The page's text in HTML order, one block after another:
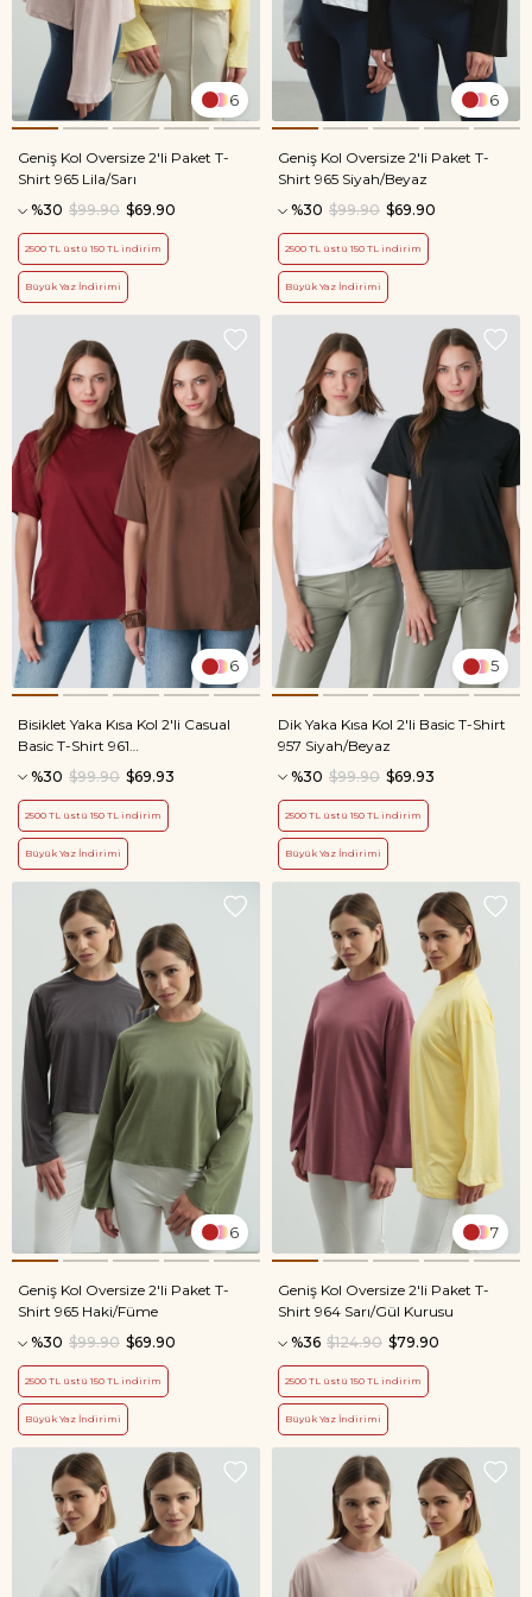
6
Geniş Kol Oversize 2'li Paket T-
Shirt 965 Lila/Sarı
%30
$69.90
$99.90
2500 TL üstü 150 TL indirim
Büyük Yaz İndirimi
6
Geniş Kol Oversize 2'li Paket T-
Shirt 965 Siyah/Beyaz
%30
$69.90
$99.90
2500 TL üstü 150 TL indirim
Büyük Yaz İndirimi
6
Bisiklet Yaka Kısa Kol 2'li Casual
Basic T-Shirt 961
Kahverengi/Bordo
%30 $69.93
$99.90
2500 TL üstü 150 TL indirim
Büyük Yaz İndirimi
5
Dik Yaka Kısa Kol 2'li Basic T-Shirt
957 Siyah/Beyaz
%30
$69.93
$99.90
2500 TL üstü 150 TL indirim
Büyük Yaz İndirimi
6
Geniş Kol Oversize 2'li Paket T-
Shirt 965 Haki/Füme
%30
$69.90
$99.90
2500 TL üstü 150 TL indirim
Büyük Yaz İndirimi
7
Geniş Kol Oversize 2'li Paket T-
Shirt 964 Sarı/Gül Kurusu
%36
$79.90
$124.90
2500 TL üstü 150 TL indirim
Büyük Yaz İndirimi